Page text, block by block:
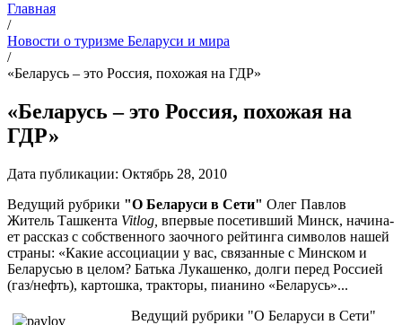
Главная
/
Новости о туризме Беларуси и мира
/
«Беларусь – это Россия, похожая на ГДР»
«Беларусь – это Россия, похожая на
ГДР»
Дата публикации: Октябрь 28, 2010
Ведущий рубрики "О Беларуси в Сети" Олег Павлов
Житель Ташкента Vitlog впер­вые посетивший Минск, начина­
ет рассказ с собственного заоч­ного рейтинга символов нашей
страны: «Какие ассоциации у вас, связан­ные с Минском и
Беларусью в це­лом? Батька Лукашенко, долги пе­ред Россией
(газ/нефть), картошка, тракторы, пианино «Беларусь»...
Ведущий рубрики "О Беларуси в Сети"